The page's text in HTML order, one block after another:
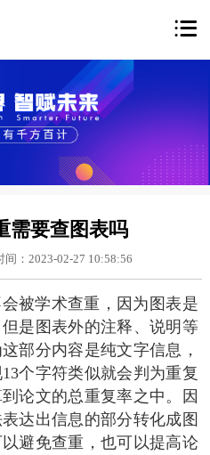

需要查图表吗
间：2023-02-27 10:58:56
被学术查重，因为图表是
是图表外的注释、说明等
部分内容是纯文字信息，
个字符类似就会判为重复
论文的总重复率之中。因
达出信息的部分转化成图
避免查重，也可以提高论